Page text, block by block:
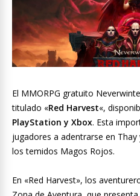
El MMORPG gratuito
titulado «Red Harvest«,
PlayStation y Xbox. Esta
jugadores a adentrarse en
los temidos Magos Rojos.
En «Red Harvest», los